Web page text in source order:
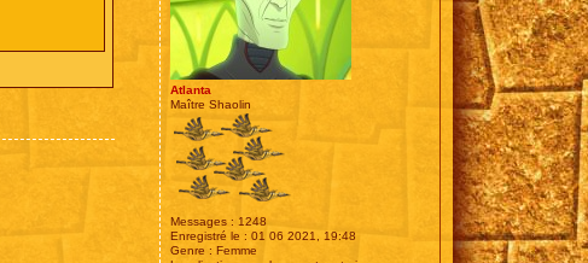
G
E
R
9
Atlanta
Maître Shaolin
Messages : 1248
Enregistré le : 01 06 2021, 19:48
Genre : Femme